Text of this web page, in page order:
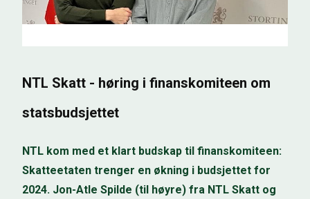
NTL Skatt - høring i finanskomiteen om
statsbudsjettet
NTL kom med et klart budskap til finanskomiteen:
Skatteetaten trenger en økning i budsjettet for
2024. Jon-Atle Spilde (til høyre) fra NTL Skatt og